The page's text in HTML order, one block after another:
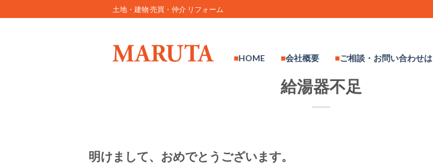
to
土地・建物 売買・仲介 リフォーム
HOME 会社概要 ご相談・お問い合わせは
給湯器不足
明けまして、おめでとうございます。